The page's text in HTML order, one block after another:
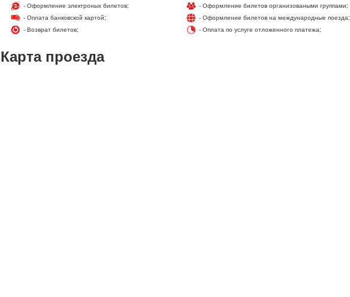
- Оформление электроных билетов;
- Оплата банковской картой;
- Возврат билетов;
- Оформление билетов организоваными группами;
- Оформление билетов на международные поезда;
- Оплата по услуге отложенного платежа;
Карта проезда